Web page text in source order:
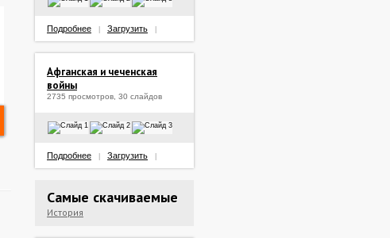
Подробнее Загрузить
Афганская и чеченская
войны
2735 просмотров, 30 слайдов
Подробнее Загрузить
Самые скачиваемые
История